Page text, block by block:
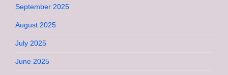
September 2025
August 2025
July 2025
June 2025